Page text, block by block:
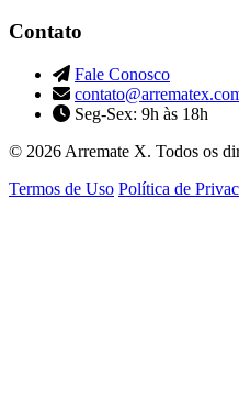
Contato
Fale Conosco
Seg-Sex: 9h às 18h
© 2026 Arremate X. Todos os
Termos de Uso Política de